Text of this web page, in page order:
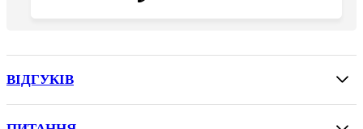
ВІДГУКІВ